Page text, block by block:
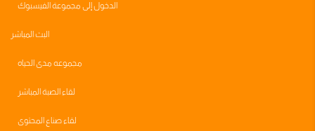
الدخول إلى مجموعة الفيسبوك
البث المباشر
مجموعه مدى الحياه
لقاء الصبة المباشر
لقاء صناع المحتوى